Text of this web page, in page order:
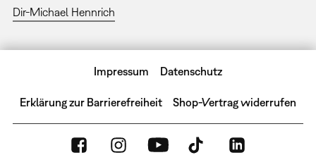
Dir-Michael Hennrich
Impressum Datenschutz
Erklärung zur Barrierefreiheit Shop-Vertrag widerrufen